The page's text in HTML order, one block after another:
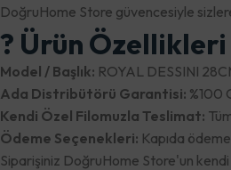
DoğruHome Store güvencesiyle
? Ürün
Model / Başlık: ROYAL DESSINI
Ada Distribütörü Garantisi: %100
Kendi Özel Filomuzla Teslimat:
Ödeme Seçenekleri: Kapıda
Siparişiniz DoğruHome Store'un kendi